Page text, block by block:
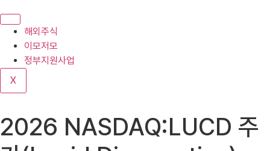
로
기
해외주식
이모저모
정부지원사업
X
2026 NASDAQ:LUCD 주